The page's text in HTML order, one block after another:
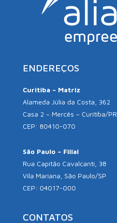
ENDEREÇOS
Curitiba – Matriz
Alameda Júlia da Costa, 362
Casa 2 – Mercês – Curitiba/PR
CEP: 80410-070
São Paulo – Filial
Rua Capitão Cavalcanti, 38
Vila Mariana, São Paulo/SP
CEP: 04017-000
CONTATOS